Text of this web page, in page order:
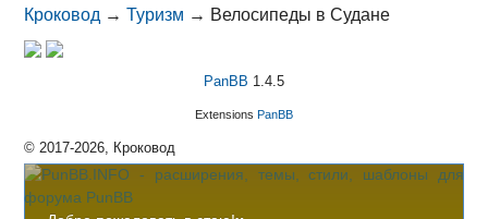
Кроковод →Туризм → Велосипеды в Судане
PanBB 1.4.5
Extensions PanBB
© 2017-2026, Кроковод